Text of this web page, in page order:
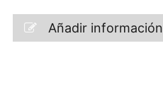
Añadir información